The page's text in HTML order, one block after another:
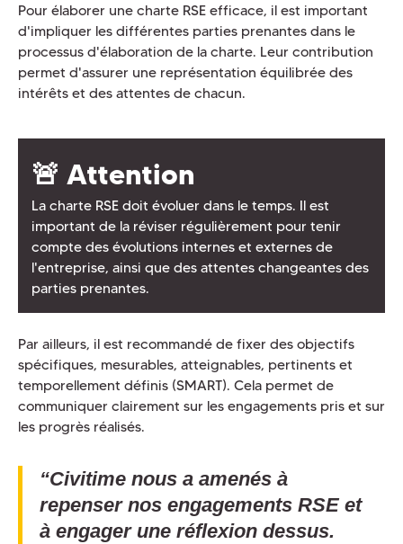
Pour élaborer une charte RSE efficace, il est important
d'impliquer les différentes parties prenantes dans le
processus d'élaboration de la charte. Leur contribution
permet d'assurer une représentation équilibrée des
intérêts et des attentes de chacun.
🚨 Attention
La charte RSE doit évoluer dans le temps. Il est
important de la réviser régulièrement pour tenir
compte des évolutions internes et externes de
l'entreprise, ainsi que des attentes changeantes des
parties prenantes.
Par ailleurs, il est recommandé de fixer des objectifs
spécifiques, mesurables, atteignables, pertinents et
temporellement définis (SMART). Cela permet de
communiquer clairement sur les engagements pris et sur
les progrès réalisés.
“Civitime nous a amenés à
repenser nos engagements RSE et
à engager une réflexion dessus.